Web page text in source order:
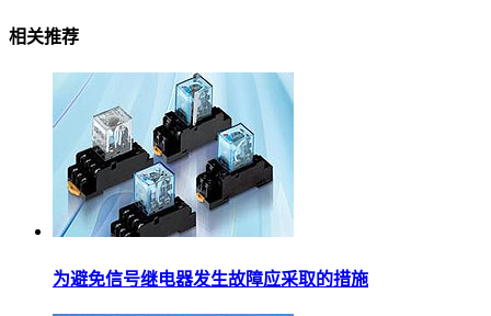
相关推荐
为避免信号继电器发生故障应采取的措施